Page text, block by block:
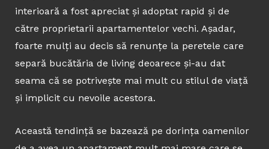
interioară a fost apreciat și adoptat rapid și de
către proprietarii apartamentelor vechi. Așadar,
foarte mulți au decis să renunțe la peretele care
separă bucătăria de living deoarece și-au dat
seama că se potrivește mai mult cu stilul de viață
și implicit cu nevoile acestora.
Această tendință se bazează pe dorința oamenilor